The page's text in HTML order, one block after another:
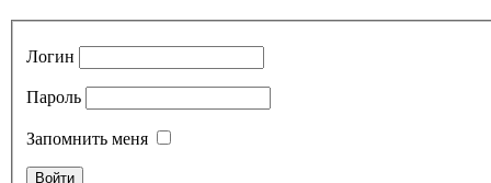
Логин
Пароль
Запомнить меня